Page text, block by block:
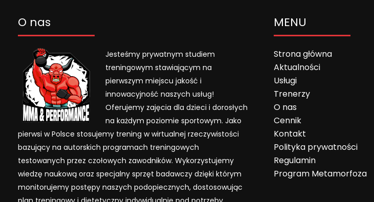
O nas
Jesteśmy prywatnym studiem
treningowym stawiającym na
pierwszym miejscu jakość i
innowacyjność naszych usług!
Oferujemy zajęcia dla dzieci i dorosłych
na każdym poziomie sportowym. Jako
pierwsi w Polsce stosujemy trening w wirtualnej rzeczywistości
bazujący na autorskich programach treningowych
testowanych przez czołowych zawodników. Wykorzystujemy
wiedzę naukową oraz specjalny sprzęt badawczy dzięki którym
monitorujemy postępy naszych podopiecznych, dostosowując
MENU
Strona główna
Aktualności
Usługi
Trenerzy
O nas
Cennik
Kontakt
Polityka prywatności
Regulamin
Program Metamorfoza